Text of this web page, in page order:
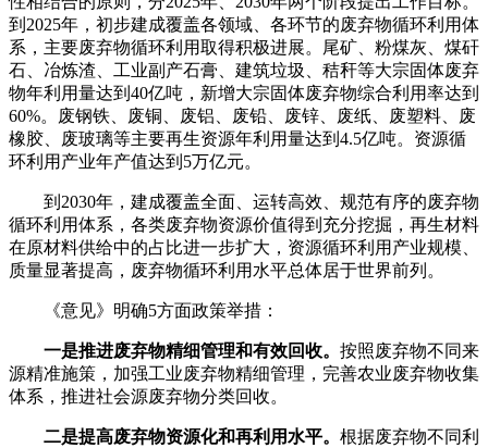
到2025年，初步建成覆盖各领域、各环节的废弃物循环利用体
系，主要废弃物循环利用取得积极进展。尾矿、粉煤灰、煤矸
石、冶炼渣、工业副产石膏、建筑垃圾、秸秆等大宗固体废弃
物年利用量达到40亿吨，新增大宗固体废弃物综合利用率达到
60%。废钢铁、废铜、废铝、废铅、废锌、废纸、废塑料、废
橡胶、废玻璃等主要再生资源年利用量达到4.5亿吨。资源循
环利用产业年产值达到5万亿元。
到2030年，建成覆盖全面、运转高效、规范有序的废弃物
循环利用体系，各类废弃物资源价值得到充分挖掘，再生材料
在原材料供给中的占比进一步扩大，资源循环利用产业规模、
质量显著提高，废弃物循环利用水平总体居于世界前列。
《意见》明确5方面政策举措：
一是推进废弃物精细管理和有效回收。 按照废弃物不同来
源精准施策，加强工业废弃物精细管理，完善农业废弃物收集
体系，推进社会源废弃物分类回收。
二是提高废弃物资源化和再利用水平。 根据废弃物不同利